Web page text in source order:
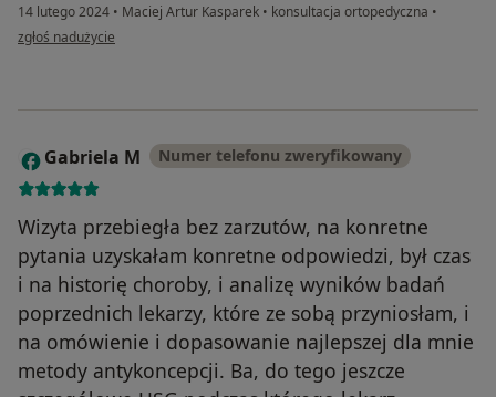
14 lutego 2024 • Maciej Artur Kasparek • konsultacja ortopedyczna •
w opinii użytkownika Pacjentka S
zgłoś nadużycie
G Gabriela M Numer telefonu zweryfikowany
Wizyta przebiegła bez zarzutów, na konretne
pytania uzyskałam konretne odpowiedzi, był czas
i na historię choroby, i analizę wyników badań
poprzednich lekarzy, które ze sobą przyniosłam, i
na omówienie i dopasowanie najlepszej dla mnie
metody antykoncepcji. Ba, do tego jeszcze